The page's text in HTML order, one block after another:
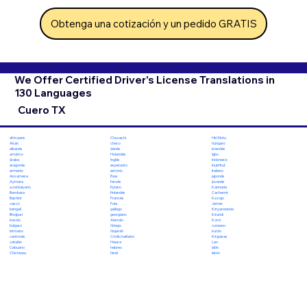
Obtenga una cotización y un pedido GRATIS
We Offer Certified Driver's License Translations in
130 Languages
Cuero TX
africaans
Akan
albanés
amárico
árabe
aragonés
armenio
Assamese
Aymara
azerbaiyano
Bambara
Bashkir
vasco
bengalí
Bhojpuri
bosnio
búlgaro
birmano
cantonés
catalán
Cebuano
Chichewa
Chuvashi
checo
danés
Holandés
Inglés
esperanto
estonio
Ewe
feroés
fiyiano
finlandés
Francés
Fula
gallego
georgiano
Alemán
Griego
Gujarati
Criollo haitiano
Hausa
hebreo
hindi
Hiri Motu
húngaro
islandés
Igbo
indonesio
Inuktitut
italiano
japonés
javanés
Kannada
Cachemir
Kazajo
Jemer
Kinyarwanda
Kirundi
Komi
coreano
kurdo
Kirguises
Lao
latín
letón